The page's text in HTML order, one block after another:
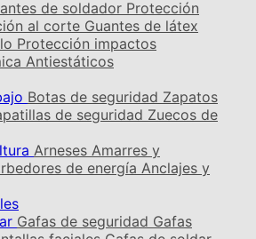
de soldador Protección
al corte Guantes de látex
Protección impactos
Antiestáticos
Botas de seguridad Zapatos
de seguridad Zuecos de
Arneses Amarres y
de energía Anclajes y
Gafas de seguridad Gafas